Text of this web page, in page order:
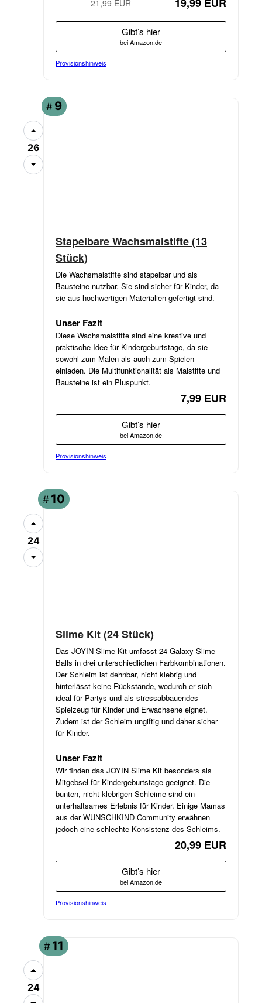
21,99 EUR 19,99 EUR
Gibt’s hier
bei Amazon.de
Provisionshinweis
# 9
26
Stapelbare Wachsmalstifte (13
Stück)
Die Wachsmalstifte sind stapelbar und als
Bausteine nutzbar. Sie sind sicher für Kinder, da
sie aus hochwertigen Materialien gefertigt sind.
Unser Fazit
Diese Wachsmalstifte sind eine kreative und
praktische Idee für Kindergeburtstage, da sie
sowohl zum Malen als auch zum Spielen
einladen. Die Multifunktionalität als Malstifte und
Bausteine ist ein Pluspunkt.
7,99 EUR
Gibt’s hier
bei Amazon.de
Provisionshinweis
# 10
24
Slime Kit (24 Stück)
Das JOYIN Slime Kit umfasst 24 Galaxy Slime
Balls in drei unterschiedlichen Farbkombinationen.
Der Schleim ist dehnbar, nicht klebrig und
hinterlässt keine Rückstände, wodurch er sich
ideal für Partys und als stressabbauendes
Spielzeug für Kinder und Erwachsene eignet.
Zudem ist der Schleim ungiftig und daher sicher
für Kinder.
Unser Fazit
Wir finden das JOYIN Slime Kit besonders als
Mitgebsel für Kindergeburtstage geeignet. Die
bunten, nicht klebrigen Schleime sind ein
unterhaltsames Erlebnis für Kinder. Einige Mamas
aus der WUNSCHKIND Community erwähnen
jedoch eine schlechte Konsistenz des Schleims.
20,99 EUR
Gibt’s hier
bei Amazon.de
Provisionshinweis
# 11
24